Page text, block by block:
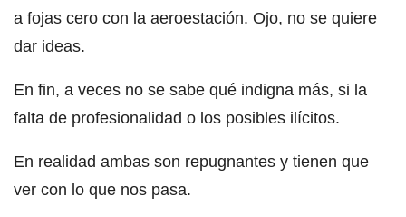
a fojas cero con la aeroestación. Ojo, no se quiere
dar ideas.
En fin, a veces no se sabe qué indigna más, si la
falta de profesionalidad o los posibles ilícitos.
En realidad ambas son repugnantes y tienen que
ver con lo que nos pasa.